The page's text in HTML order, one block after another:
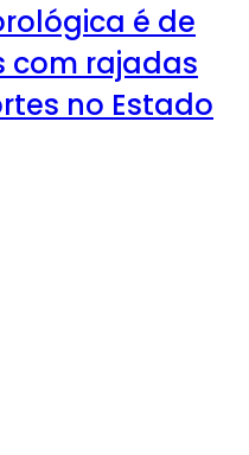
é de
com rajadas
no Estado